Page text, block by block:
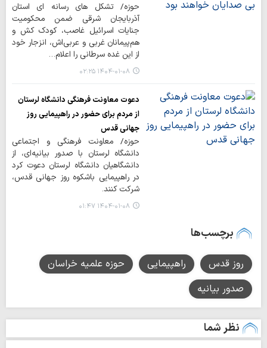
حوزه/ تشکل های رسانه ای استان
آذربایجان شرقی ضمن محکومیت
جنایات اسرائیل غاصب، کودک کش و
هم‌پیمانان غربی و عربی‌اش، انزجار خود
از این غده سرطانی را اعلام…
۱۴۰۴-۰۱-۰۸ ۰۲:۲۵
دعوت معاونت فرهنگی دانشگاه لرستان
از مردم برای حضور در راهپیمایی روز
جهانی قدس
حوزه/ معاونت فرهنگی و اجتماعی
دانشگاه لرستان با صدور بیانیه‌ای، از
دانشگاهیان دانشگاه لرستان دعوت کرد
در راهپیمایی باشکوه روز جهانی قدس،
شرکت کنند.
۱۴۰۴-۰۱-۰۸ ۰۱:۴۷
برچسب‌ها
روز قدس راهپیمایی
حوزه علمیه خراسان
صدور بیانیه
نظر شما